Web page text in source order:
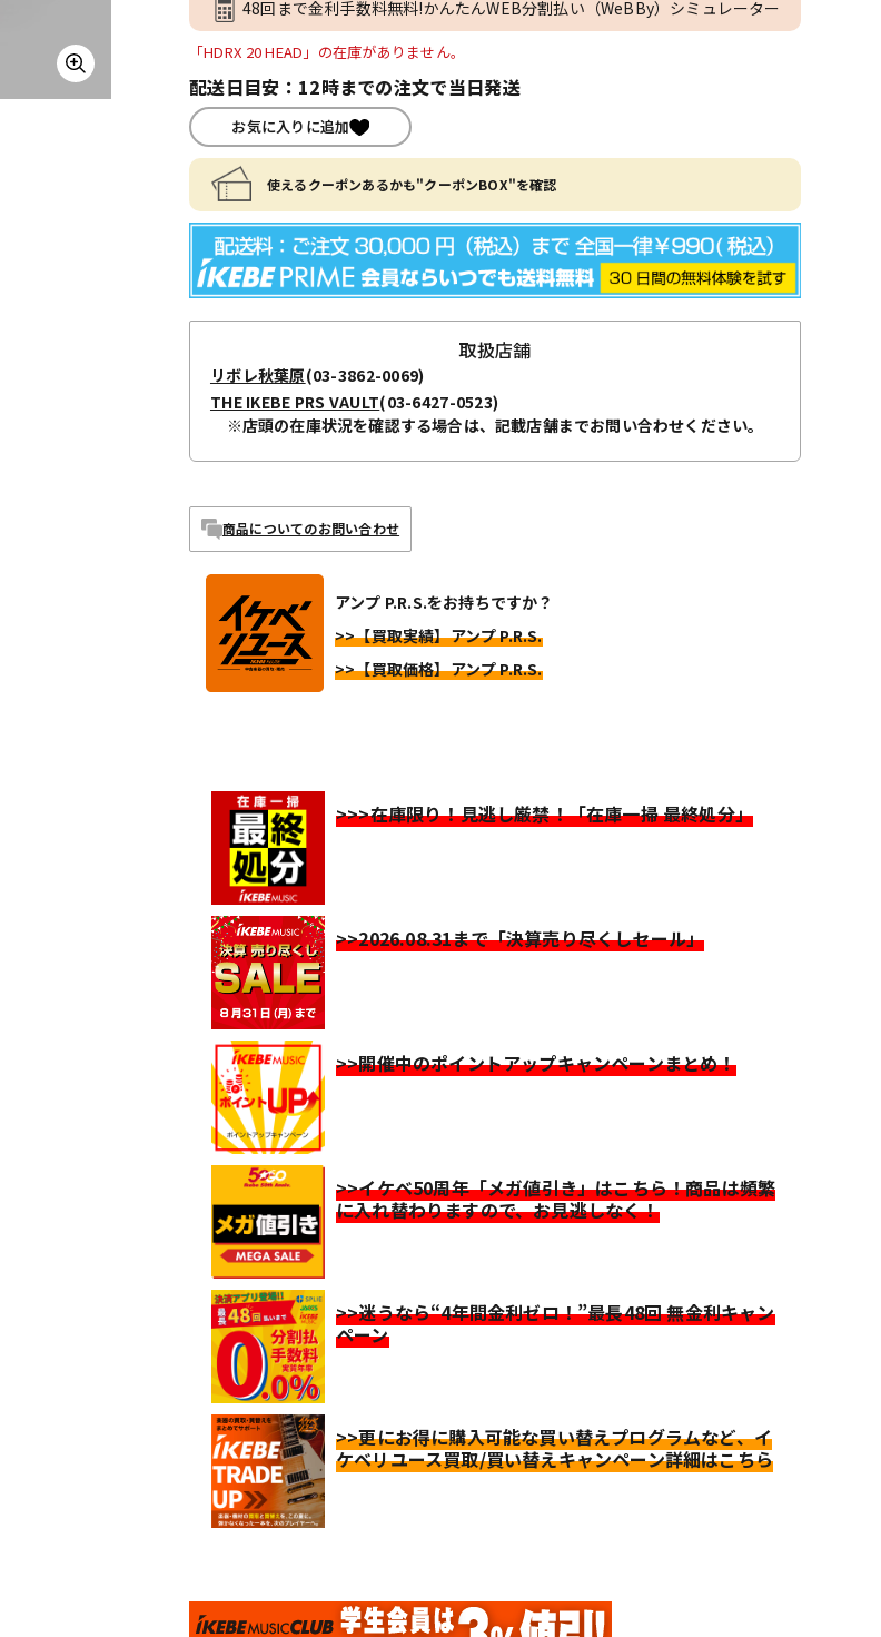
48回まで金利手数料無料!かんたんWEB分割払い（WeBBy）シミュレーター
「HDRX 20 HEAD」の在庫がありません。
配送日目安：12時までの注文で当日発送
お気に入りに追加
使えるクーポンあるかも"クーポンBOX"を確認
取扱店舗
リボレ秋葉原(03-3862-0069)
THE IKEBE PRS VAULT(03-6427-0523)
※店頭の在庫状況を確認する場合は、記載店舗までお問い合わせください。
商品についてのお問い合わせ
アンプ P.R.S.をお持ちですか？
>>【買取実績】アンプ P.R.S.
>>【買取価格】アンプ P.R.S.
>>>在庫限り！見逃し厳禁！「在庫一掃 最終処分」
>>2026.08.31まで「決算売り尽くしセール」
>>開催中のポイントアップキャンペーンまとめ！
>>イケベ50周年「メガ値引き」はこちら！商品は頻繁
に入れ替わりますので、お見逃しなく！
>>迷うなら“4年間金利ゼロ！”最長48回 無金利キャン
ペーン
>>更にお得に購入可能な買い替えプログラムなど、イ
ケベリユース買取/買い替えキャンペーン詳細はこちら